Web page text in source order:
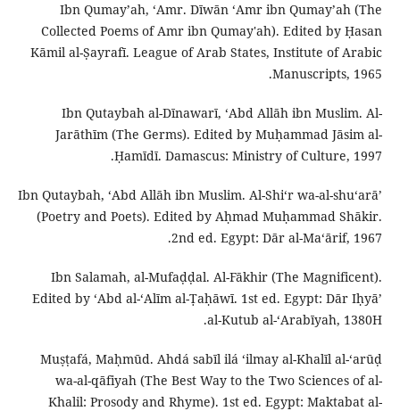
Ibn Qumayʼah, ʻAmr. Dīwān ʻAmr ibn Qumayʼah (The
Collected Poems of Amr ibn Qumay'ah). Edited by Ḥasan
Kāmil al-Ṣayrafī. League of Arab States, Institute of Arabic
Manuscripts, 1965.
Ibn Qutaybah al-Dīnawarī, ʻAbd Allāh ibn Muslim. Al-
Jarāthīm (The Germs). Edited by Muḥammad Jāsim al-
Ḥamīdī. Damascus: Ministry of Culture, 1997.
Ibn Qutaybah, ʻAbd Allāh ibn Muslim. Al-Shiʻr wa-al-shuʻarāʼ
(Poetry and Poets). Edited by Aḥmad Muḥammad Shākir.
2nd ed. Egypt: Dār al-Maʻārif, 1967.
Ibn Salamah, al-Mufaḍḍal. Al-Fākhir (The Magnificent).
Edited by ʻAbd al-ʻAlīm al-Ṭaḥāwī. 1st ed. Egypt: Dār Iḥyāʼ
al-Kutub al-ʻArabīyah, 1380H.
Muṣṭafá, Maḥmūd. Ahdá sabīl ilá ʻilmay al-Khalīl al-ʻarūḍ
wa-al-qāfiyah (The Best Way to the Two Sciences of al-
Khalil: Prosody and Rhyme). 1st ed. Egypt: Maktabat al-